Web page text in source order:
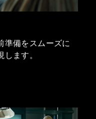
準備をスムーズに
ます。